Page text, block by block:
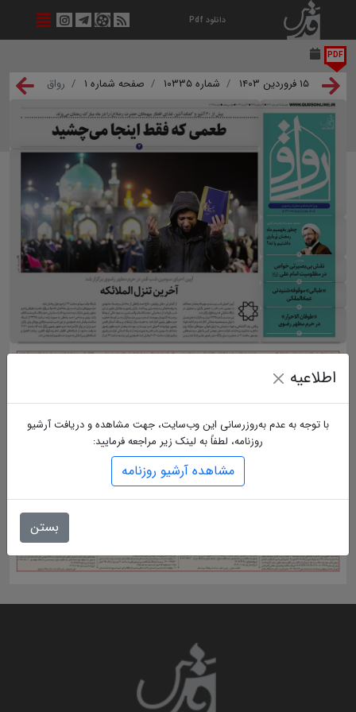
دانلود Pdf
PDF
۱۵ فروردین ۱۴۰۳ شماره ۱۰۳۳۵ صفحه شماره ۱ رواق
اطلاعیه
با توجه به عدم به‌روزرسانی این وب‌سایت، جهت مشاهده و دریافت آرشیو
روزنامه، لطفاً به لینک زیر مراجعه فرمایید:
مشاهده آرشیو روزنامه
بستن